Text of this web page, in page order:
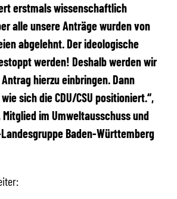
erstmals wissenschaftlich
alle unsere Anträge wurden von
abgelehnt. Der ideologische
werden! Deshalb werden wir
hierzu einbringen. Dann
sich die CDU/CSU positioniert.“,
Mitglied im Umweltausschuss und
Baden-Württemberg